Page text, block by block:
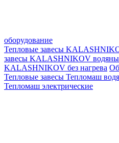
оборудование
Тепловые завесы
завесы KALASHNIKOV
KALASHNIKOV без нагрева
Тепловые завесы Тепломаш
Тепломаш электрические